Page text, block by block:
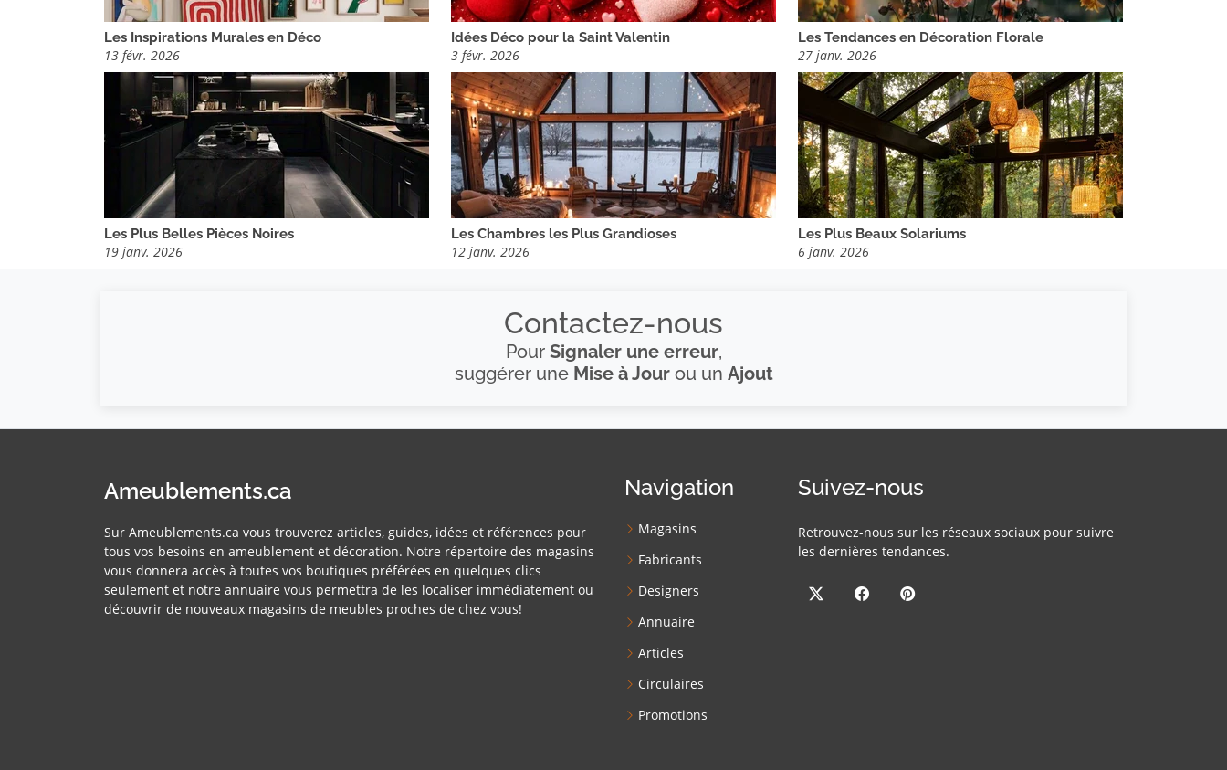
Les Inspirations Murales en Déco
13 févr. 2026
Idées Déco pour la Saint Valentin
3 févr. 2026
Les Tendances en Décoration Florale
27 janv. 2026
Les Plus Belles Pièces Noires
19 janv. 2026
Les Chambres les Plus Grandioses
12 janv. 2026
Les Plus Beaux Solariums
6 janv. 2026
Contactez-nous
Pour Signaler une erreur,
suggérer une Mise à Jourou un Ajout
Ameublements.ca
Sur Ameublements.ca vous trouverez articles, guides, idées et références pour
tous vos besoins en ameublement et décoration. Notre répertoire des magasins
vous donnera accès à toutes vos boutiques préférées en quelques clics
seulement et notre annuaire vous permettra de les localiser immédiatement ou
découvrir de nouveaux magasins de meubles proches de chez vous!
Navigation
Magasins
Fabricants
Designers
Annuaire
Articles
Circulaires
Promotions
Suivez-nous
Retrouvez-nous sur les réseaux sociaux pour suivre
les dernières tendances.